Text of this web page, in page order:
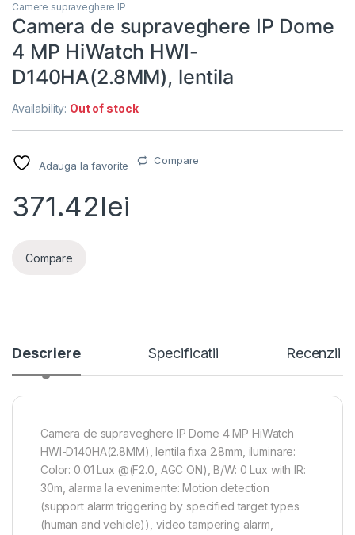
Camere supraveghere IP
Camera de supraveghere IP Dome
4 MP HiWatch HWI-
D140HA(2.8MM), lentila
Availability: Out of stock
Adauga la favorite Compare
371.42lei
Compare
Descriere Specificatii Recenzii
Camera de supraveghere IP Dome 4 MP HiWatch
HWI-D140HA(2.8MM), lentila fixa 2.8mm, iluminare:
Color: 0.01 Lux @(F2.0, AGC ON), B/W: 0 Lux with IR:
30m, alarma la evenimente: Motion detection
(support alarm triggering by specified target types
(human and vehicle)), video tampering alarm,